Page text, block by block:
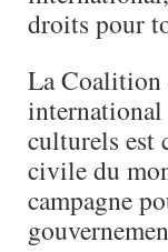
droits pour
La Coalition
culturels est
civile du
campagne